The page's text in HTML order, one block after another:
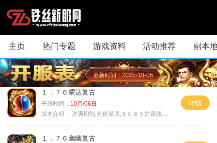
主页 热门专题 游戏资料 活动推荐 副本
更新时间：2025-10-06
１．７６耀达复古
开服时间： 10月/06日
版本介绍： 送满切割,充值保底,８０８５雷霆战神微变
详情
１．７６幽幽复古